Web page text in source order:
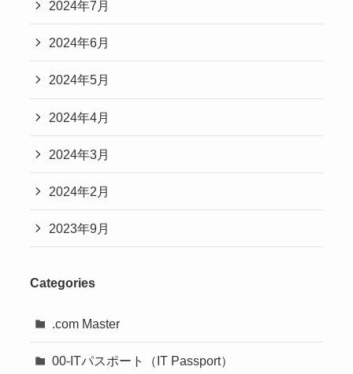
2024年7月
2024年6月
2024年5月
2024年4月
2024年3月
2024年2月
2023年9月
Categories
.com Master
00-ITパスポート（IT Passport）